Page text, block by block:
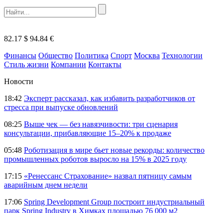
82.17 $ 94.84 €
Финансы Общество Политика Спорт Москва Технологии
Стиль жизни Компании Контакты
Новости
18:42 Эксперт рассказал, как избавить разработчиков от
стресса при выпуске обновлений
08:25 Выше чек — без навязчивости: три сценария
консультации, прибавляющие 15–20% к продаже
05:48 Роботизация в мире бьет новые рекорды: количество
промышленных роботов выросло на 15% в 2025 году
17:15 «Ренессанс Страхование» назвал пятницу самым
аварийным днем недели
17:06 Spring Development Group построит индустриальный
парк Spring Industry в Химках площадью 76 000 м2